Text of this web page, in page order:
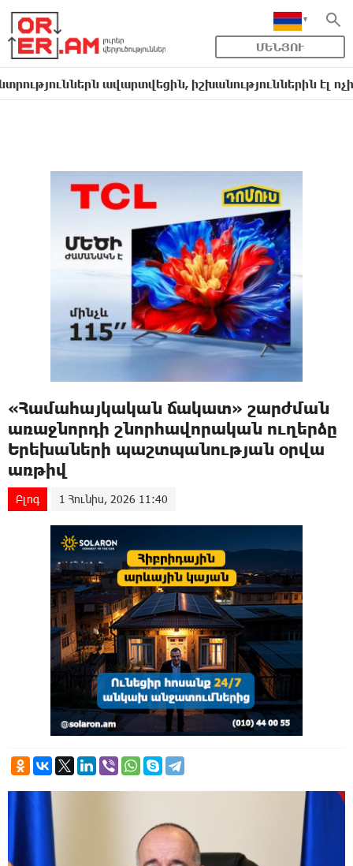
ՄԵՆՅՈՒ
ավարտվեցին, իշխանություններին էլ ոչինչ չի
«Համահայկական ճակատ» շարժման
առաջնորդի շնորհավորական ուղերձը
Երեխաների պաշտպանության օրվա
առթիվ
Բլոգ 1 Հունիս, 2026 11:40